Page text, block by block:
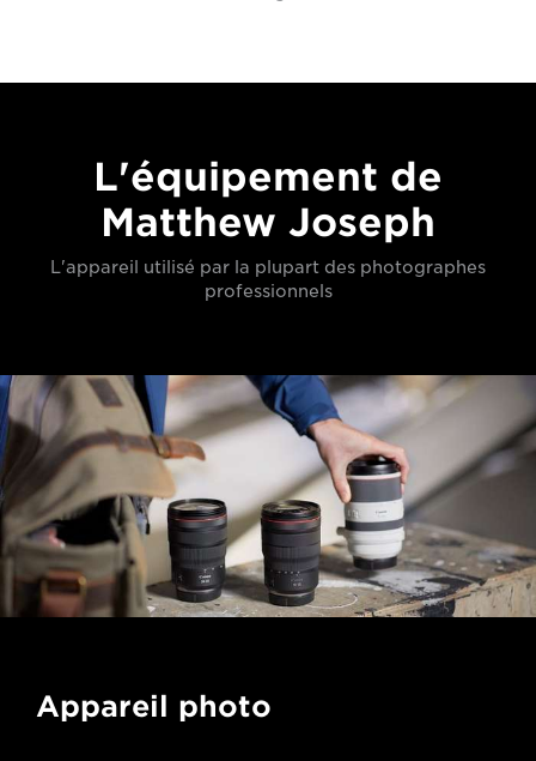
L'équipement de
Matthew Joseph
L'appareil utilisé par la plupart des photographes
professionnels
Appareil photo